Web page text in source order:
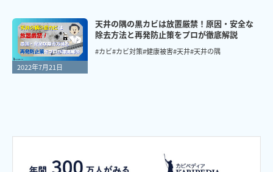
2022年7月21日
天井の隅の黒カビは放置厳禁！原因・安全な
除去方法と再発防止策をプロが徹底解説
#カビ#カビ対策#健康被害#天井#天井の隅